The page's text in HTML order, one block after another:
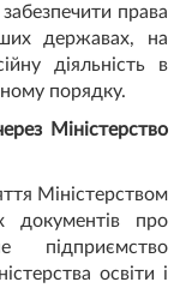
права
державах, на
діяльність в
порядку.
Міністерство
Міністерством
документів про
підприємство
освіти і